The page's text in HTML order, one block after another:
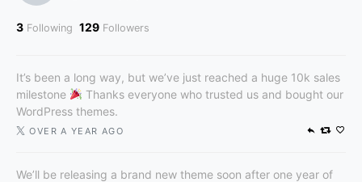
3 Following 129 Followers
It’s been a long way, but we’ve just reached a huge 10k sales
milestone
Thanks everyone who trusted us and bought our
WordPress themes.
OVER A YEAR AGO
We’ll be releasing a brand new theme soon after one year of